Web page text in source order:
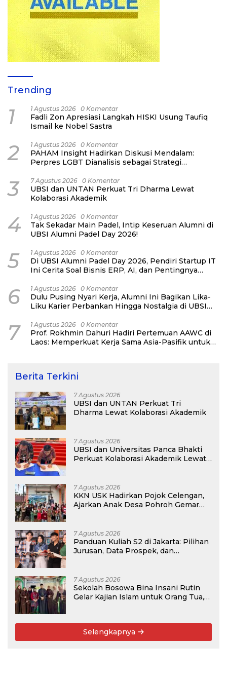
Trending
1 1 Agustus 2026 0 Komentar
Fadli Zon Apresiasi Langkah HISKI Usung Taufiq
Ismail ke Nobel Sastra
2 1 Agustus 2026 0 Komentar
PAHAM Insight Hadirkan Diskusi Mendalam:
Perpres LGBT Dianalisis sebagai Strategi
3 7 Agustus 2026 0 Komentar
UBSI dan UNTAN Perkuat Tri Dharma Lewat
Kolaborasi Akademik
4 1 Agustus 2026 0 Komentar
Tak Sekadar Main Padel, Intip Keseruan Alumni di
UBSI Alumni Padel Day 2026!
5 1 Agustus 2026 0 Komentar
Di UBSI Alumni Padel Day 2026, Pendiri Startup IT
Ini Cerita Soal Bisnis ERP, AI, dan Pentingnya
6 1 Agustus 2026 0 Komentar
Dulu Pusing Nyari Kerja, Alumni Ini Bagikan Lika-
Liku Karier Perbankan Hingga Nostalgia di UBSI
7 1 Agustus 2026 0 Komentar
Prof. Rokhmin Dahuri Hadiri Pertemuan AAWC di
Laos: Memperkuat Kerja Sama Asia-Pasifik untuk
Berita Terkini
7 Agustus 2026
UBSI dan UNTAN Perkuat Tri
Dharma Lewat Kolaborasi Akademik
7 Agustus 2026
UBSI dan Universitas Panca Bhakti
Perkuat Kolaborasi Akademik Lewat
7 Agustus 2026
KKN USK Hadirkan Pojok Celengan,
Ajarkan Anak Desa Pohroh Gemar
7 Agustus 2026
Panduan Kuliah S2 di Jakarta: Pilihan
Jurusan, Data Prospek, dan
7 Agustus 2026
Sekolah Bosowa Bina Insani Rutin
Gelar Kajian Islam untuk Orang Tua,
Selengkapnya